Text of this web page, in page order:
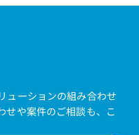
ューションの組み合わせ
せや案件のご相談も、こ